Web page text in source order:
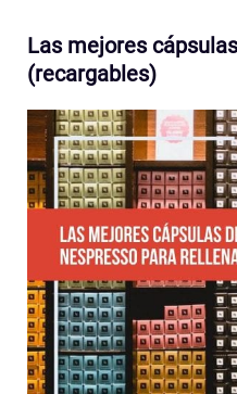
Las mejores
(recargables)